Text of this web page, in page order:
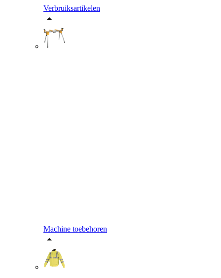
Verbruiksartikelen
Machine toebehoren